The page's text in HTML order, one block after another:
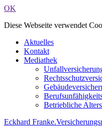
OK
Diese Webseite verwendet
Aktuelles
Kontakt
Mediathek
Betriebliche
Eckhard Franke.